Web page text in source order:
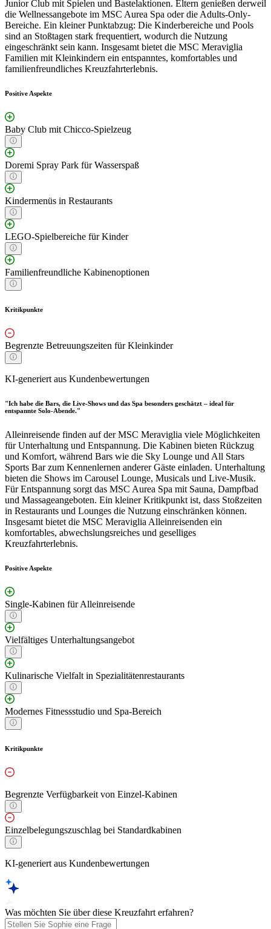
Junior Club mit Spielen und Bastelaktionen. Eltern genießen derweil
die Wellnessangebote im MSC Aurea Spa oder die Adults-Only-
Bereiche. Ein kleiner Punktabzug: Die Kinderbereiche und Pools
sind an Stoßtagen stark frequentiert, wodurch die Nutzung
eingeschränkt sein kann. Insgesamt bietet die MSC Meraviglia
Familien mit Kleinkindern ein entspanntes, komfortables und
familienfreundliches Kreuzfahrterlebnis.
Positive Aspekte
Baby Club mit Chicco-Spielzeug
Doremi Spray Park für Wasserspaß
Kindermenüs in Restaurants
LEGO-Spielbereiche für Kinder
Familienfreundliche Kabinenoptionen
Kritikpunkte
Begrenzte Betreuungszeiten für Kleinkinder
KI-generiert aus Kundenbewertungen
"Ich habe die Bars, die Live-Shows und das Spa besonders geschätzt – ideal für
entspannte Solo-Abende."
Alleinreisende finden auf der MSC Meraviglia viele Möglichkeiten
für Unterhaltung und Entspannung. Die Kabinen bieten Rückzug
und Komfort, während Bars wie die Sky Lounge und All Stars
Sports Bar zum Kennenlernen anderer Gäste einladen. Unterhaltung
bieten die Shows im Carousel Lounge, Musicals und Live-Musik.
Für Entspannung sorgt das MSC Aurea Spa mit Sauna, Dampfbad
und Massageangeboten. Ein kleiner Kritikpunkt ist, dass Stoßzeiten
in Restaurants und Lounges die Nutzung einschränken können.
Insgesamt bietet die MSC Meraviglia Alleinreisenden ein
komfortables, abwechslungsreiches und geselliges
Kreuzfahrterlebnis.
Positive Aspekte
Single-Kabinen für Alleinreisende
Vielfältiges Unterhaltungsangebot
Kulinarische Vielfalt in Spezialitätenrestaurants
Modernes Fitnessstudio und Spa-Bereich
Kritikpunkte
Begrenzte Verfügbarkeit von Einzel-Kabinen
Einzelbelegungszuschlag bei Standardkabinen
KI-generiert aus Kundenbewertungen
Was möchten Sie über diese Kreuzfahrt erfahren?